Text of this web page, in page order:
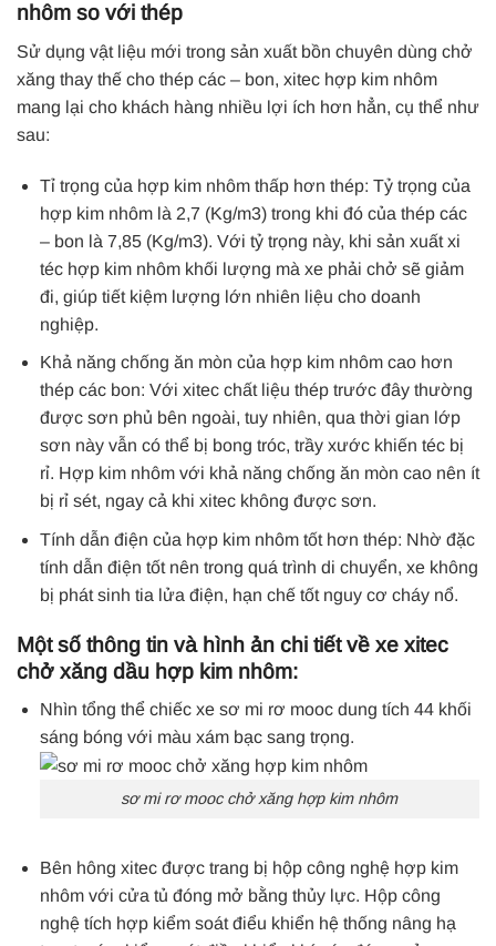
nhôm so với thép
Sử dụng vật liệu mới trong sản xuất bồn chuyên dùng chở
xăng thay thế cho thép các – bon, xitec hợp kim nhôm
mang lại cho khách hàng nhiều lợi ích hơn hẳn, cụ thể như
sau:
Tỉ trọng của hợp kim nhôm thấp hơn thép: Tỷ trọng của
hợp kim nhôm là 2,7 (Kg/m3) trong khi đó của thép các
– bon là 7,85 (Kg/m3). Với tỷ trọng này, khi sản xuất xi
téc hợp kim nhôm khối lượng mà xe phải chở sẽ giảm
đi, giúp tiết kiệm lượng lớn nhiên liệu cho doanh
nghiệp.
Khả năng chống ăn mòn của hợp kim nhôm cao hơn
thép các bon: Với xitec chất liệu thép trước đây thường
được sơn phủ bên ngoài, tuy nhiên, qua thời gian lớp
sơn này vẫn có thể bị bong tróc, trầy xước khiến téc bị
rỉ. Hợp kim nhôm với khả năng chống ăn mòn cao nên ít
bị rỉ sét, ngay cả khi xitec không được sơn.
Tính dẫn điện của hợp kim nhôm tốt hơn thép: Nhờ đặc
tính dẫn điện tốt nên trong quá trình di chuyển, xe không
bị phát sinh tia lửa điện, hạn chế tốt nguy cơ cháy nổ.
Một số thông tin và hình ản chi tiết về xe xitec
chở xăng dầu hợp kim nhôm:
Nhìn tổng thể chiếc xe sơ mi rơ mooc dung tích 44 khối
sáng bóng với màu xám bạc sang trọng.
sơ mi rơ mooc chở xăng hợp kim nhôm
Bên hông xitec được trang bị hộp công nghệ hợp kim
nhôm với cửa tủ đóng mở bằng thủy lực. Hộp công
nghệ tích hợp kiểm soát điểu khiển hệ thống nâng hạ